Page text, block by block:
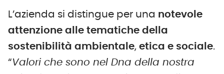
L’azienda si distingue per una notevole
attenzione alle tematiche della
sostenibilità ambientale, etica e sociale.
“Valori che sono nel Dna della nostra